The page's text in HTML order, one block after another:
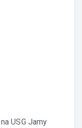
naUSG Jamy